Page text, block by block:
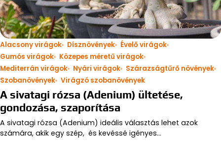
Alacsony virágok Dísznövények
Évelő virágok
Gumós virágok
Közepes méretű virágok
Mediterrán virágok
Nyári virágok
Szárazságtűrő növények
Szobanövények Virágzó szobanövények
A sivatagi rózsa (Adenium) ültetése,
gondozása, szaporítása
A sivatagi rózsa (Adenium) ideális választás lehet azok
számára, akik egy szép, és kevéssé igényes…